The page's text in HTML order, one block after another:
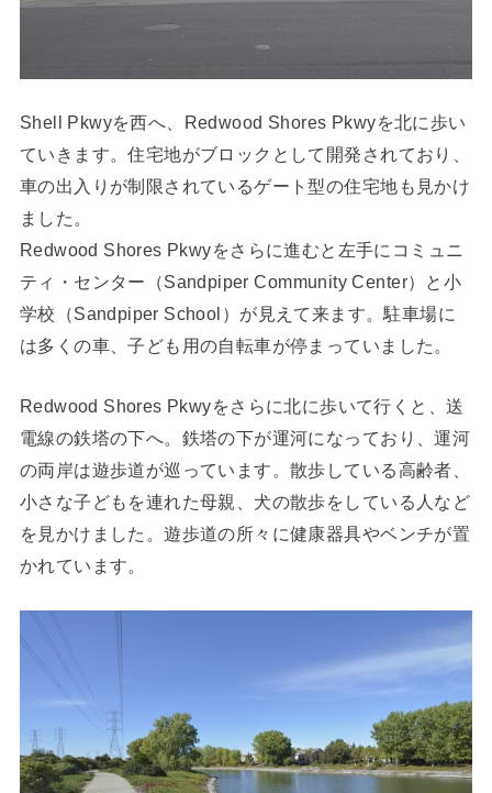
Shell Pkwyを西へ、Redwood Shores Pkwyを北に歩い
ていきます。住宅地がブロックとして開発されており、
車の出入りが制限されているゲート型の住宅地も見かけ
ました。
Redwood Shores Pkwyをさらに進むと左手にコミュニ
ティ・センター（Sandpiper Community Center）と小
学校（Sandpiper School）が見えて来ます。駐車場に
は多くの車、子ども用の自転車が停まっていました。
Redwood Shores Pkwyをさらに北に歩いて行くと、送
電線の鉄塔の下へ。鉄塔の下が運河になっており、運河
の両岸は遊歩道が巡っています。散歩している高齢者、
小さな子どもを連れた母親、犬の散歩をしている人など
を見かけました。遊歩道の所々に健康器具やベンチが置
かれています。